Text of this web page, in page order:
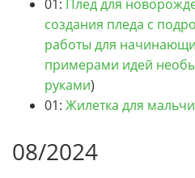
01: Плед для
создания пледа с
работы для
примерами идей
руками)
01: Жилетка для
08/2024